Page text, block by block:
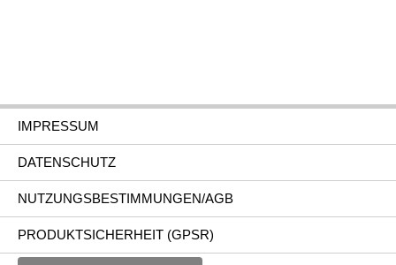
IMPRESSUM
DATENSCHUTZ
NUTZUNGSBESTIMMUNGEN/AGB
PRODUKTSICHERHEIT (GPSR)